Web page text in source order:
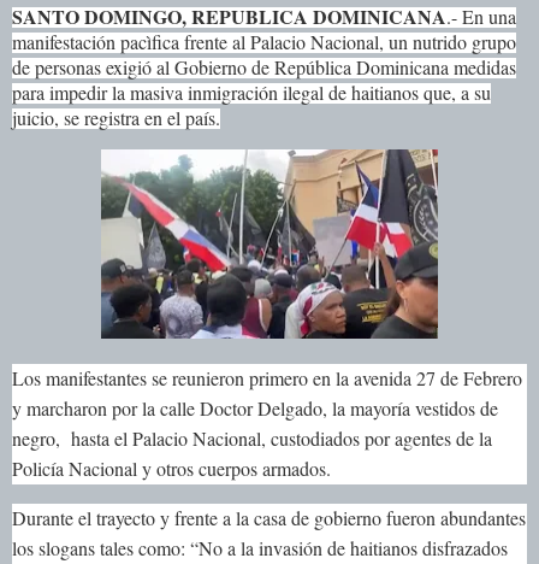
SANTO DOMINGO, REPUBLICA DOMINICANA.- En una
manifestación pacìfica frente al Palacio Nacional, un nutrido grupo
de personas exigió al Gobierno de República Dominicana medidas
para impedir la masiva inmigración ilegal de haitianos que, a su
juicio, se registra en el país.
Los manifestantes se reunieron primero en la avenida 27 de Febrero
y marcharon por la calle Doctor Delgado, la mayoría vestidos de
negro, hasta el Palacio Nacional, custodiados por agentes de la
Policía Nacional y otros cuerpos armados.
Durante el trayecto y frente a la casa de gobierno fueron abundantes
los slogans tales como: “No a la invasión de haitianos disfrazados